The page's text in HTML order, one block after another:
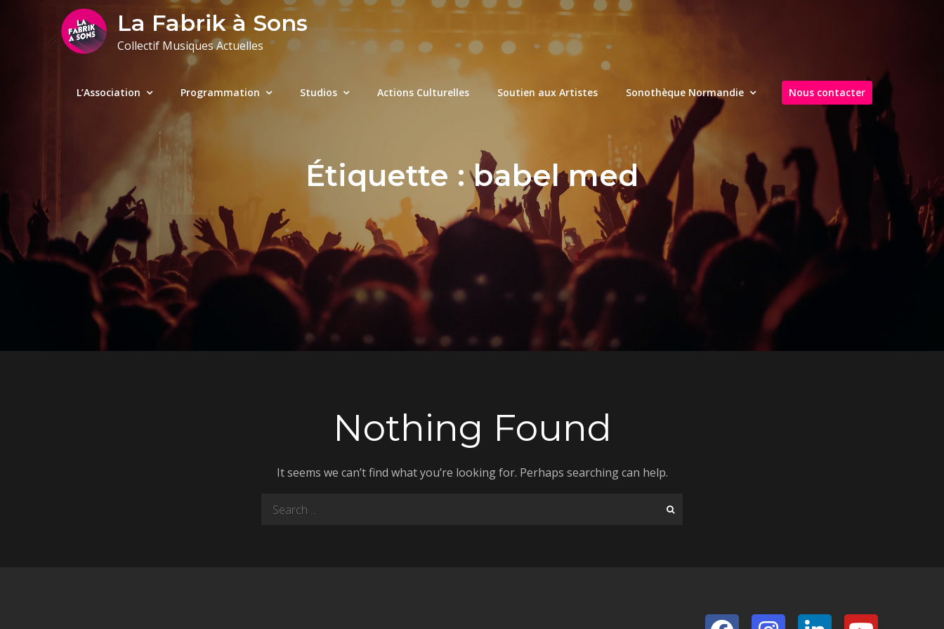
La Fabrik à Sons
Collectif Musiques Actuelles
L’Association Programmation Studios Actions Culturelles Soutien aux Artistes Sonothèque Normandie Nous contacter
Étiquette :babel med
Nothing Found
It seems we can’t find what you’re looking for. Perhaps searching can help.
Search